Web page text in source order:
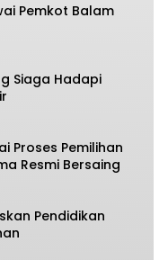
Pemkot Balam
Siaga Hadapi
Proses Pemilihan
Resmi Bersaing
Pendidikan